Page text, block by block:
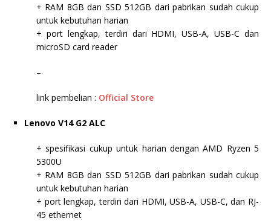
+ RAM 8GB dan SSD 512GB dari pabrikan sudah cukup
untuk kebutuhan harian
+ port lengkap, terdiri dari HDMI, USB-A, USB-C dan
microSD card reader
–
link pembelian : Official Store
Lenovo V14 G2 ALC
+ spesifikasi cukup untuk harian dengan AMD Ryzen 5
5300U
+ RAM 8GB dan SSD 512GB dari pabrikan sudah cukup
untuk kebutuhan harian
+ port lengkap, terdiri dari HDMI, USB-A, USB-C, dan RJ-
45 ethernet